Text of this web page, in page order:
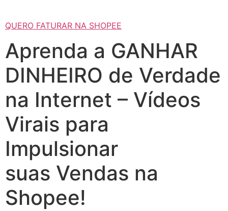
QUERO FATURAR NA SHOPEE
Aprenda a GANHAR
DINHEIRO de Verdade
na Internet – Vídeos
Virais para
Impulsionar
suas Vendas na
Shopee!